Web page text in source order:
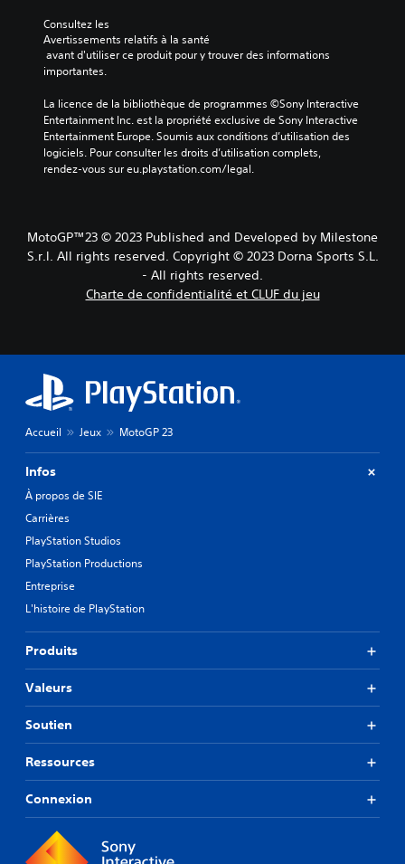
Consultez les
Avertissements relatifs à la santé
importantes.
La licence de la bibliothèque de programmes ©Sony Interactive
Entertainment Inc. est la propriété exclusive de Sony Interactive
Entertainment Europe. Soumis aux conditions d’utilisation des
logiciels. Pour consulter les droits d’utilisation complets,
rendez-vous sur eu.playstation.com/legal.
MotoGP™23 © 2023 Published and Developed by Milestone
S.r.l. All rights reserved. Copyright © 2023 Dorna Sports S.L.
- All rights reserved.
Charte de confidentialité et CLUF du jeu
Accueil Jeux MotoGP 23
Infos
À propos de SIE
Carrières
PlayStation Studios
PlayStation Productions
Entreprise
L'histoire de PlayStation
Produits
Valeurs
Soutien
Ressources
Connexion